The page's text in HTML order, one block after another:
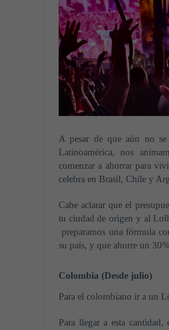
a
l
A pesar de que aún no
Latinoamérica, nos
comenzar a ahorrar para
celebra en Brasil, Chile y
Cabe aclarar que el
tu ciudad de origen y al
preparamos una fórmula
su país, y que ahorre un
Colombia (Desde julio)
Para el colombiano ir a un
Para llegar a esta